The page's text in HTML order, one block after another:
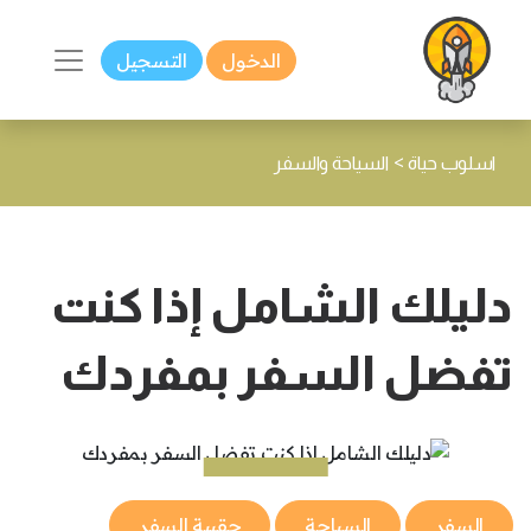
الدخول التسجيل
اسلوب حياة > السياحة والسفر
دليلك الشامل إذا كنت
تفضل السفر بمفردك
السفر السياحة حقيبة السفر